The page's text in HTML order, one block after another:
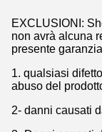
EXCLUSIONI:
non avrà alcuna
presente
1. qualsiasi
abuso del
2- danni causati